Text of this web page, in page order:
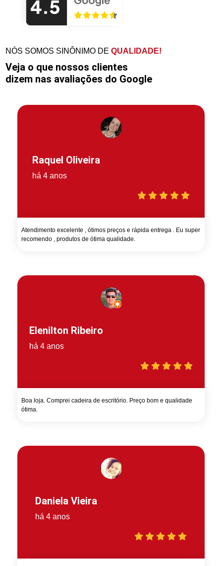
NÓS SOMOS SINÔNIMO DEQUALIDADE!
Veja o que nossos clientes
dizem nas avaliações do Google
Raquel Oliveira
há 4 anos
Atendimento excelente , ótimos preços e rápida entrega . Eu super
recomendo , produtos de ótima qualidade.
Elenilton Ribeiro
há 4 anos
Boa loja. Comprei cadeira de escritório. Preço bom e qualidade
ótima.
Daniela Vieira
há 4 anos